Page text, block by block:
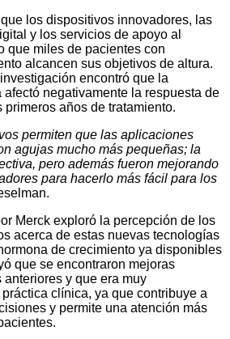
los dispositivos innovadores, las
y los servicios de apoyo al
que miles de pacientes con
alcancen sus objetivos de altura.
encontró que la
negativamente la respuesta de
años de tratamiento.
permiten que las aplicaciones
agujas mucho más pequeñas; la
pero además fueron mejorando
para hacerlo más fácil para los
Merck exploró la percepción de los
acerca de estas nuevas tecnologías
de crecimiento ya disponibles
que se encontraron mejoras
y que era muy
clínica, ya que contribuye a
y permite una atención más